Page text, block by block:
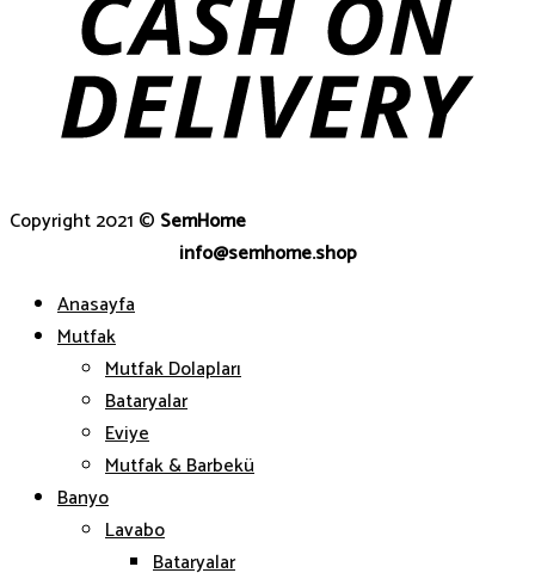
Copyright 2021 © SemHome
info@semhome.shop
Anasayfa
Mutfak
Mutfak Dolapları
Bataryalar
Eviye
Mutfak & Barbekü
Banyo
Lavabo
Bataryalar